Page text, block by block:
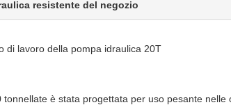
resistente del negozio
di lavoro della pompa idraulica 20T
è stata progettata per uso pesante nelle